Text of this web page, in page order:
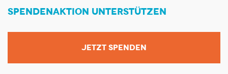
SPENDENAKTION UNTERSTÜTZEN
JETZT SPENDEN